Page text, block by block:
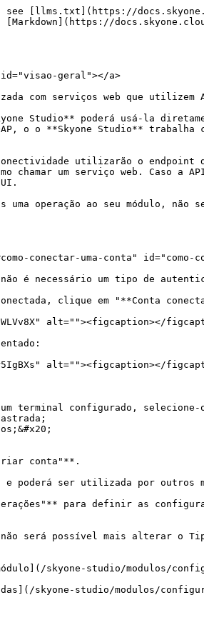
see [llms.txt](https://
geral"></a>
com serviços web que utilizem
Studio** poderá usá-la
o o **Skyone Studio** trabalha
utilizarão o endpoint de
chamar um serviço web.
uma operação ao seu módulo,
conectar-uma-conta" id="como-
é necessário um tipo de
clique em "**Conta
alt=""><figcaption></
alt=""><figcaption></
terminal configurado,
conta"**.
poderá ser utilizada por outros
para definir as
será possível mais alterar o
skyone-studio/modulos/
skyone-studio/modulos/